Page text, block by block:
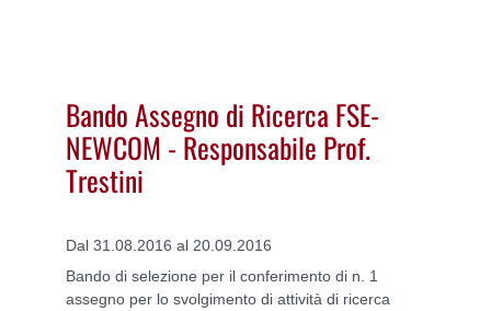
Bando Assegno di Ricerca FSE-
NEWCOM - Responsabile Prof.
Trestini
Dal 31.08.2016 al 20.09.2016
Bando di selezione per il conferimento di n. 1
assegno per lo svolgimento di attività di ricerca